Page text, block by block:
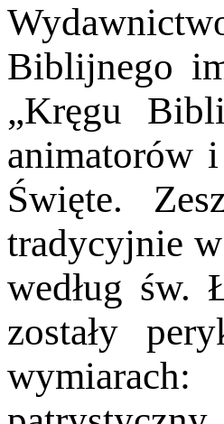
Biblijnego
„Kręgu
animatorów
Święte.
tradycyjnie
według św.
zostały